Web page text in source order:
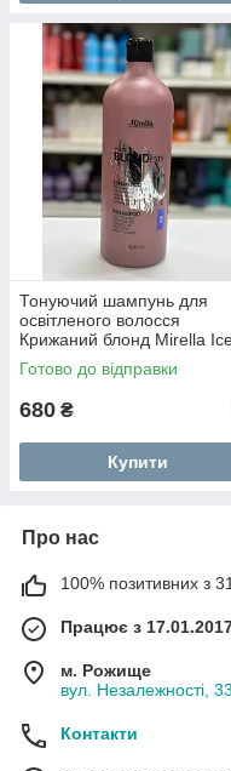
Тонуючий шампунь для
освітленого волосся
Крижаний блонд Mirella
Your BLONDesty Shampoo
1000 мл
Готово до відправки
680 ₴
Купити
Про нас
100% позитивних з
Працює з
м. Рожище
вул. Незалежності,
Контакти